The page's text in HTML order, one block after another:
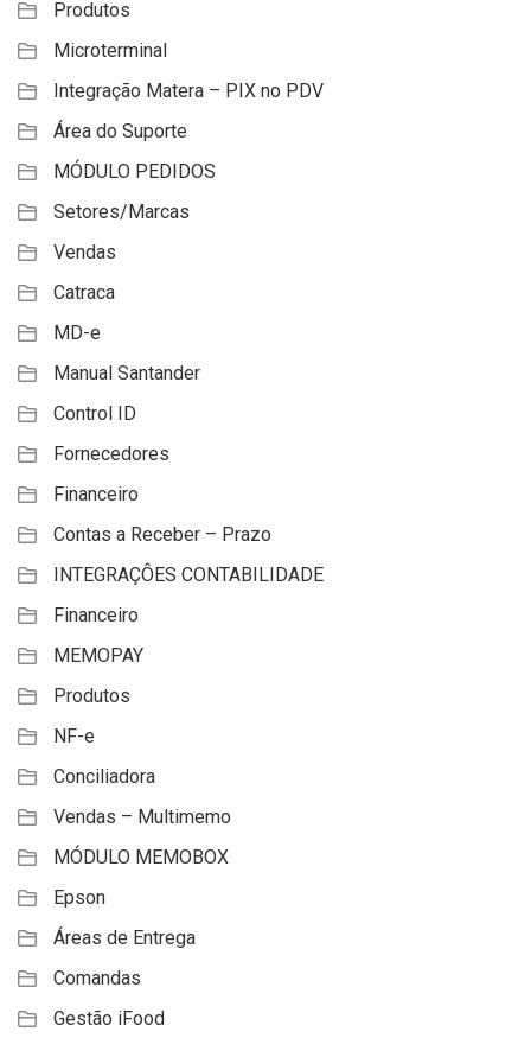
Produtos
Microterminal
Integração Matera – PIX no PDV
Área do Suporte
MÓDULO PEDIDOS
Setores/Marcas
Vendas
Catraca
MD-e
Manual Santander
Control ID
Fornecedores
Financeiro
Contas a Receber – Prazo
INTEGRAÇÔES CONTABILIDADE
Financeiro
MEMOPAY
Produtos
NF-e
Conciliadora
Vendas – Multimemo
MÓDULO MEMOBOX
Epson
Áreas de Entrega
Comandas
Gestão iFood